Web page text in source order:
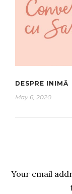
DESPRE INIMĂ
May 6, 2020
Your email